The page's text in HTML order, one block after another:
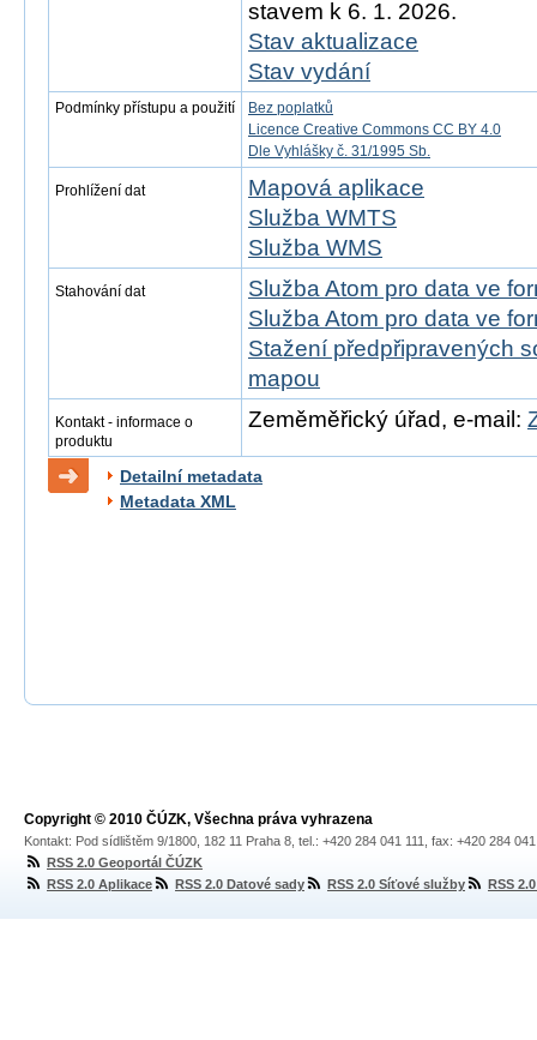
stavem k 6. 1. 2026.
Stav aktualizace
Stav vydání
Podmínky přístupu a použití
Bez poplatků
Licence Creative Commons CC BY 4.0
Dle Vyhlášky č. 31/1995 Sb.
Prohlížení dat
Mapová aplikace
Služba WMTS
Služba WMS
Stahování dat
Služba Atom pro data ve
Služba Atom pro data ve
Stažení předpřipravených
mapou
Kontakt - informace o
produktu
Zeměměřický úřad, e-mail:
Detailní metadata
Metadata XML
Copyright © 2010 ČÚZK, Všechna práva vyhrazena
Kontakt: Pod sídlištěm 9/1800, 182 11 Praha 8, tel.: +420 284 041 111, fax: +420 284
RSS 2.0 Geoportál ČÚZK
RSS 2.0 Aplikace
RSS 2.0 Datové sady RSS 2.0 Síťové služby RSS